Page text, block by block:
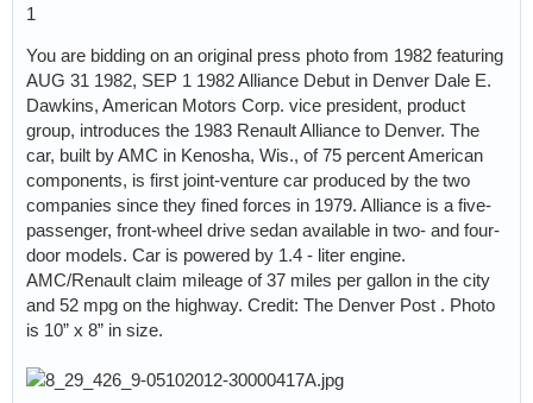
1
You are bidding on an original press photo from 1982 featuring
AUG 31 1982, SEP 1 1982 Alliance Debut in Denver Dale E.
Dawkins, American Motors Corp. vice president, product
group, introduces the 1983 Renault Alliance to Denver. The
car, built by AMC in Kenosha, Wis., of 75 percent American
components, is first joint-venture car produced by the two
companies since they fined forces in 1979. Alliance is a five-
passenger, front-wheel drive sedan available in two- and four-
door models. Car is powered by 1.4 - liter engine.
AMC/Renault claim mileage of 37 miles per gallon in the city
and 52 mpg on the highway. Credit: The Denver Post . Photo
is 10” x 8” in size.